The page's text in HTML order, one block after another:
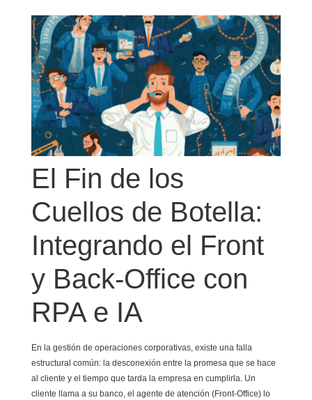
El Fin de los
Cuellos de Botella:
Integrando el Front
y Back-Office con
RPA e IA
En la gestión de operaciones corporativas, existe una falla
estructural común: la desconexión entre la promesa que se hace
al cliente y el tiempo que tarda la empresa en cumplirla. Un
cliente llama a su banco, el agente de atención (Front-Office) lo